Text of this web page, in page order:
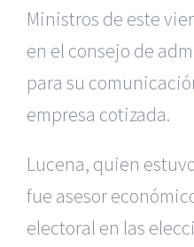
Ministros de este
en el consejo de
para su
empresa cotizada.
Lucena, quien
fue asesor
electoral en las